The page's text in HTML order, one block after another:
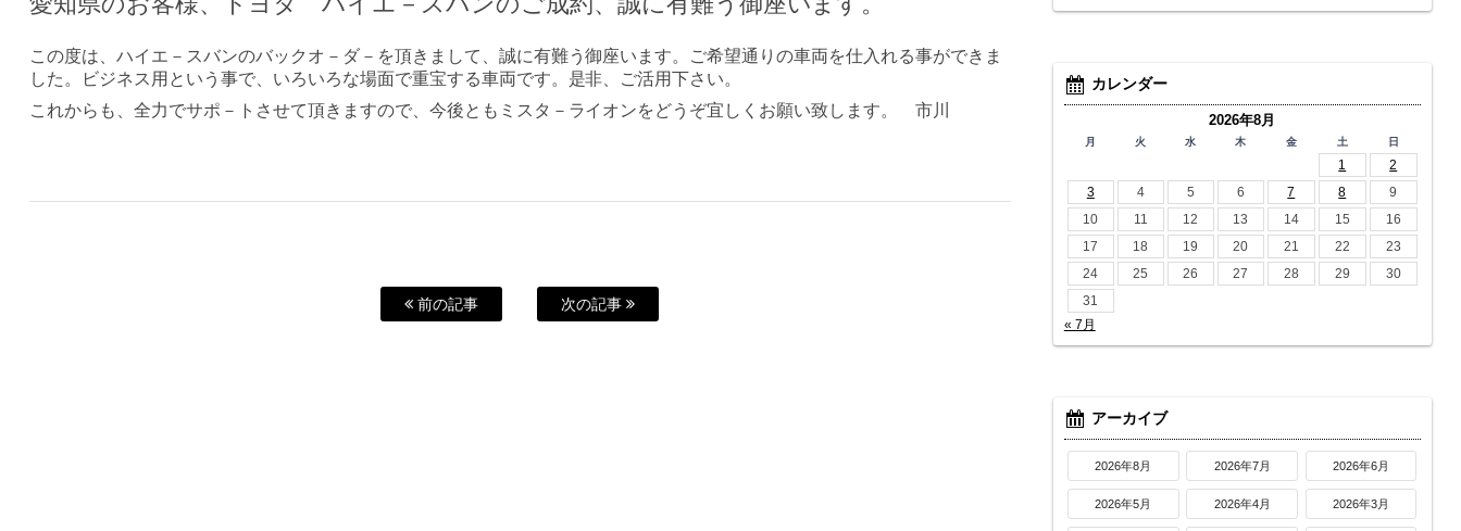
この度は、ハイエ－スバンのバックオ－ダ－を頂きまして、誠に有難う御座います。ご希望通りの車両を仕入れる事ができま
した。ビジネス用という事で、いろいろな場面で重宝する車両です。是非、ご活用下さい。
これからも、全力でサポ－トさせて頂きますので、今後ともミスタ－ライオンをどうぞ宜しくお願い致します。 市川
前の記事 次の記事
カレンダー
2026年8月
月 火 水 木 金 土 日
1
2
3
4 5 6 7 8
9
10
11 12 13 14 15
16
17
18 19 20 21 22
23
24
25 26 27 28 29
30
31
« 7月
アーカイブ
2026年8月 2026年7月 2026年6月
2026年5月 2026年4月 2026年3月